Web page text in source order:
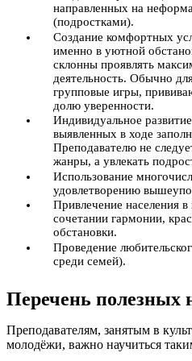
направленных на
(подростками).
Создание комфортных
именно в уютной
склонны проявлять
деятельность. Обычно
групповые игры,
долю уверенности.
Индивидуальное
выявленных в ходе
Преподавателю не
жанры, а увлекать
Использование
удовлетворению
Привлечение населения
сочетании гармонии,
обстановки.
Проведение
среди семей).
Перечень полезных
Преподавателям, занятым в
молодёжи, важно научиться